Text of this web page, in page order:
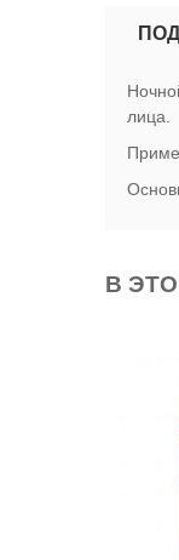
лица.
В